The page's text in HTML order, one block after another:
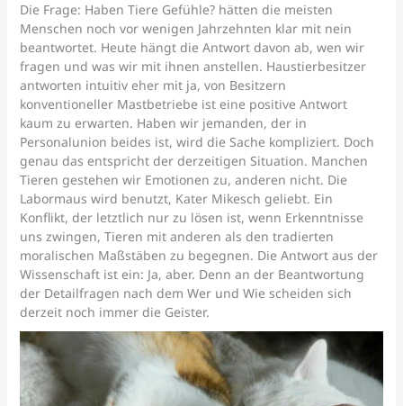
Die Frage: Haben Tiere Gefühle? hätten die meisten
Menschen noch vor wenigen Jahrzehnten klar mit nein
beantwortet. Heute hängt die Antwort davon ab, wen wir
fragen und was wir mit ihnen anstellen. Haustierbesitzer
antworten intuitiv eher mit ja, von Besitzern
konventioneller Mastbetriebe ist eine positive Antwort
kaum zu erwarten. Haben wir jemanden, der in
Personalunion beides ist, wird die Sache kompliziert. Doch
genau das entspricht der derzeitigen Situation. Manchen
Tieren gestehen wir Emotionen zu, anderen nicht. Die
Labormaus wird benutzt, Kater Mikesch geliebt. Ein
Konflikt, der letztlich nur zu lösen ist, wenn Erkenntnisse
uns zwingen, Tieren mit anderen als den tradierten
moralischen Maßstäben zu begegnen. Die Antwort aus der
Wissenschaft ist ein: Ja, aber. Denn an der Beantwortung
der Detailfragen nach dem Wer und Wie scheiden sich
derzeit noch immer die Geister.